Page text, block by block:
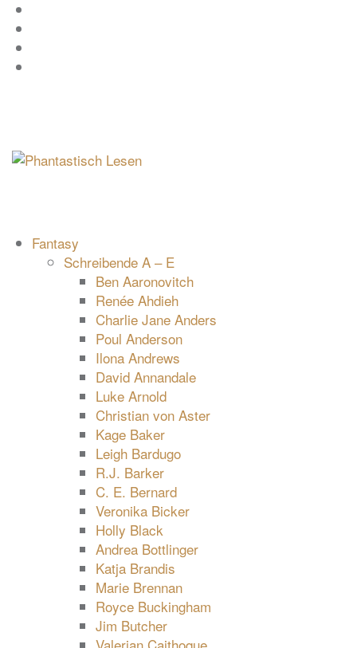
Zum
Inhalt
springen
Fantasy
Schreibende A – E
Ben Aaronovitch
Renée Ahdieh
Charlie Jane Anders
Poul Anderson
Ilona Andrews
David Annandale
Luke Arnold
Christian von Aster
Kage Baker
Leigh Bardugo
R.J. Barker
C. E. Bernard
Veronika Bicker
Holly Black
Andrea Bottlinger
Katja Brandis
Marie Brennan
Royce Buckingham
Jim Butcher